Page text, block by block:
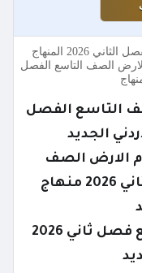
تحضير مادة علوم الارض للصف التاسع الفصل الثاني 2026 المنهاج
الارض الصف التاسع الفصل
التاسع الفصل
الارض الصف
التاسع الفصل الدراسي الثاني 2026 منهاج
تحضير علوم ارض صف تاسع فصل ثاني 2026